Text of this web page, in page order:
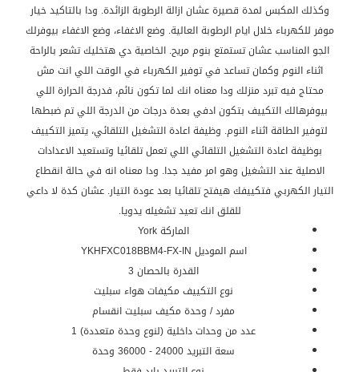
وكذلك المكبس لمدة قصيرة عشان ازالة الرطوبة الزائدة. ودا بالتاكيد خيار
موفر للكهرباء خلال ايام الرطوبة العالية. وضع الاغفاء، وضع الاغفاء بيوفرلك
الجو المناسب عشان تستمتع بنوم مريح. الخاصية دي هتخليك تشعر بالراحة
اثناء النوم وكمان تساعد في توفير الكهرباء في الوقت اللي انت مش
محتاج فيه تبرد منزلك ودا معناه انك لما تكون نائم، فدرجة الحرارة اللي
بيوفرهالك التكييف بتكون ادفي بعدة درجات من الدرجة اللي تم ضبطها
لتوفير الطاقة اثناء النوم. وظيفة اعادة التشغيل التلقائي، يتميز التكييف
بوظيفة اعادة التشغيل التلقائي اللي تعمل تلقائيا وتستعيد الاعدادات
الاصلية عند التشغيل وهو امر مفيد جدا. ودا معناه انه في حالة انقطاع
التيار الكهربي فتكييفك هيفتح تلقائيا بعد عودة التيار. عشان كدة لا داعي
للقلق انك تعيد تشغيله يدويا.
الماركة York
اسم الموديل YKHFXC018BBM4-FX-IN
القدرة بالحصان 3
نوع التكييف مكيفات هواء سبليت
مفرد / وحدة مكيف سبليت انقسام
عدد من وحدات داخلية (لنوع وحدة متعددة) 1
سعة التبريد 24000 - 36000 وحدة